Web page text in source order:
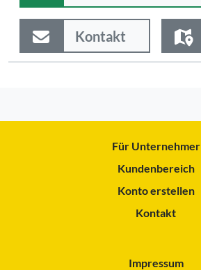
Kontakt
Für Unternehmer
Kundenbereich
Konto erstellen
Kontakt
Impressum